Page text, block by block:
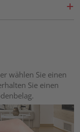
wählen Sie einen
Sie einen